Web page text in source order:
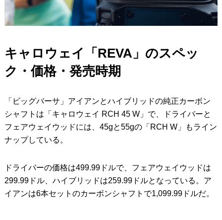
キャロウェイ「REVA」のスペッ
ク・価格・発売時期
「ビッグバーサ」アイアンとハイブリッドの純正カーボン
シャフトは「キャロウェイ RCH 45 W」で、ドライバーと
フェアウェイウッドには、45gと55gの「RCH W」もライン
ナップしている。
ドライバーの価格は499.99ドルで、フェアウェイウッドは
299.99ドル、ハイブリッドは259.99ドルとなっている。ア
イアンは6本セットのカーボンシャフトで1,099.99ドルだ。